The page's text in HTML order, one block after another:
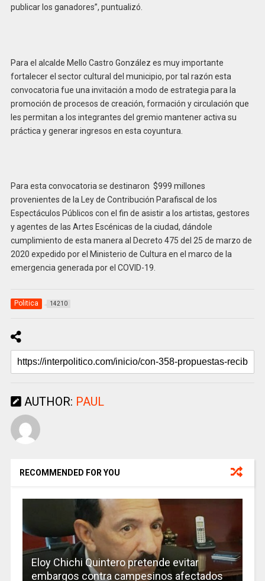
publicar los ganadores”, puntualizó.
Para el alcalde Mello Castro González es muy importante
fortalecer el sector cultural del municipio, por tal razón esta
convocatoria fue una invitación a modo de estrategia para la
promoción de procesos de creación, formación y circulación que
les permitan a los integrantes del gremio mantener activa su
práctica y generar ingresos en esta coyuntura.
Para esta convocatoria se destinaron $999 millones
provenientes de la Ley de Contribución Parafiscal de los
Espectáculos Públicos con el fin de asistir a los artistas, gestores
y agentes de las Artes Escénicas de la ciudad, dándole
cumplimiento de esta manera al Decreto 475 del 25 de marzo de
2020 expedido por el Ministerio de Cultura en el marco de la
emergencia generada por el COVID-19.
Politica 14210
AUTHOR: PAUL
RECOMMENDED FOR YOU
Eloy Chichi Quintero pretende evitar
embargos contra campesinos afectados